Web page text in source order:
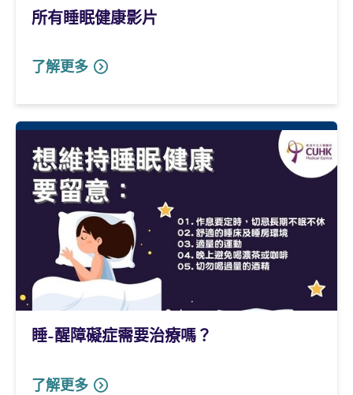
所有睡眠健康影片
了解更多
睡-醒障礙症需要治療嗎？
了解更多